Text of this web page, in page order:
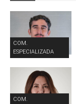
COM.
ESPECIALIZADA
COM.